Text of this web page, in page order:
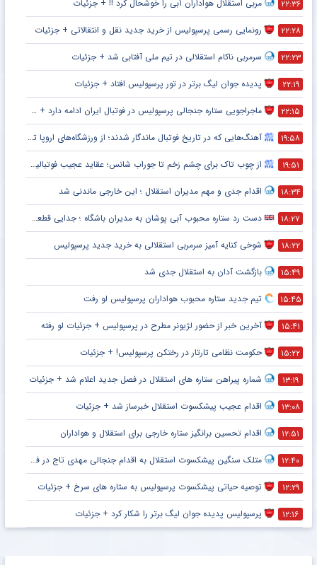
۲۲:۳۶ مربی استقلال هواداران آبی را خوشحال کرد !! + جزئیات
۲۲:۲۸ رونمایی رسمی پرسپولیس از خرید جدید نقل و انتقالاتی + جزئیات
۲۲:۲۳ سرمربی ناکام استقلالی در تیم ملی آفتابی شد + جزئیات
۲۲:۱۹ پدیده جوان لیگ برتر در تور پرسپولیس افتاد + جزئیات
۲۲:۱۵ ماجراجویی ستاره جنجالی پرسپولیس در فوتبال ایران ادامه دارد + جزئیات
۱۹:۵۸ آهنگ‌هایی که در تاریخ فوتبال ماندگار شدند؛ از ورزشگاه‌های اروپا تا جام جهانی
۱۹:۵۱ از چوب تاک برای چشم زخم تا جوراب شانس؛ عقاید عجیب فوتبالیست‌ها!
۱۸:۳۴ اقدام جدی و مهم مدیران استقلال ؛ این خارجی ماندنی شد
۱۸:۲۷ دست رد ستاره محبوب آبی پوشان به مدیران باشگاه ؛ جدایی قطعی است !
۱۸:۲۲ شوخی کنایه آمیز سرمربی استقلالی به خرید جدید پرسپولیس
۱۵:۴۹ بازگشت آدان به استقلال جدی شد
۱۵:۴۵ تیم جدید ستاره محبوب هواداران پرسپولیس لو رفت
۱۵:۴۱ آخرین خبر از حضور لژیونر مطرح در پرسپولیس + جزئیات لو رفته
۱۵:۲۲ حکومت نظامی تارتار در رختکن پرسپولیس! + جزئیات
۱۳:۱۹ شماره پیراهن ستاره های استقلال در فصل جدید اعلام شد + جزئیات
۱۳:۰۸ اقدام عجیب پیشکسوت استقلال خبرساز شد + جزئیات
۱۲:۵۱ اقدام تحسین برانگیز ستاره خارجی برای استقلال و هواداران
۱۲:۴۰ متلک سنگین پیشکسوت استقلال به اقدام جنجالی مهدی تاج در فدراسیون فوتبال
۱۲:۲۹ توصیه حیاتی پیشکسوت پرسپولیس به ستاره های سرخ + جزئیات
۱۲:۱۶ پرسپولیس پدیده جوان لیگ برتر را شکار کرد + جزئیات